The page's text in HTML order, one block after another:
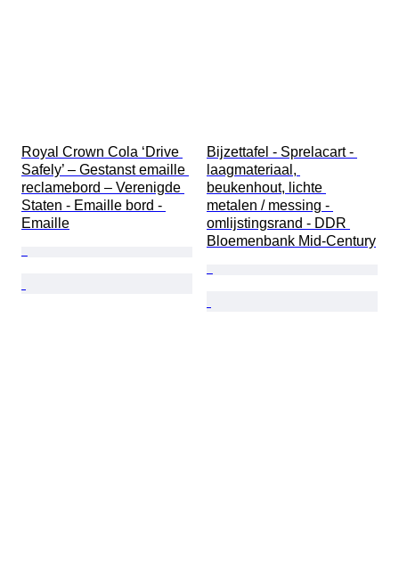
Royal Crown Cola ‘Drive
Safely’ – Gestanst emaille
reclamebord – Verenigde
Staten - Emaille bord -
Emaille
Bijzettafel - Sprelacart -
laagmateriaal,
beukenhout, lichte
metalen / messing -
omlijstingsrand - DDR
Bloemenbank Mid-Century